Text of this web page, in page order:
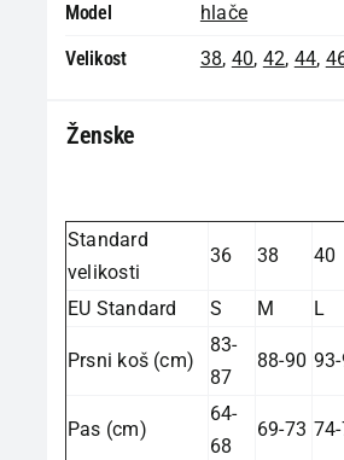
Model
hlače
Velikost
38, 40, 42, 44,
Ženske
Standard
velikosti
36 38 40
EU Standard S M L
Prsni koš (cm)
83-
87
88-90
Pas (cm)
64-
68
69-73